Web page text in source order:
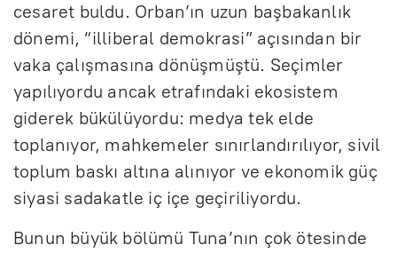
cesaret buldu. Orban’ın uzun başbakanlık
dönemi, “illiberal demokrasi” açısından bir
vaka çalışmasına dönüşmüştü. Seçimler
yapılıyordu ancak etrafındaki ekosistem
giderek bükülüyordu: medya tek elde
toplanıyor, mahkemeler sınırlandırılıyor, sivil
toplum baskı altına alınıyor ve ekonomik güç
siyasi sadakatle iç içe geçiriliyordu.
Bunun büyük bölümü Tuna’nın çok ötesinde